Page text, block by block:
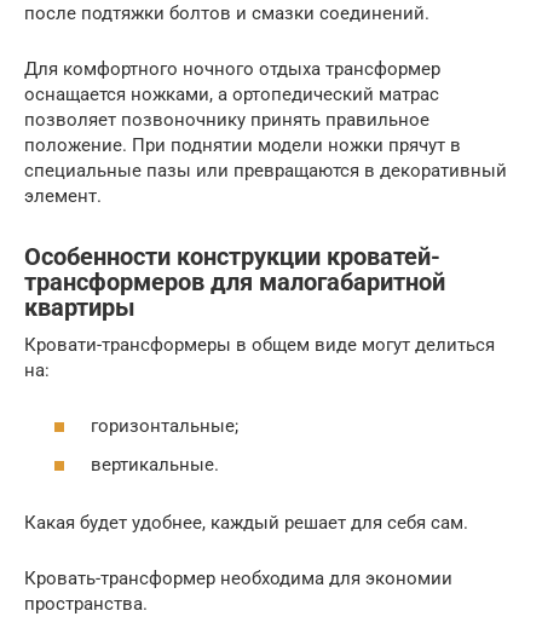
после подтяжки болтов и смазки соединений.
Для комфортного ночного отдыха трансформер
оснащается ножками, а ортопедический матрас
позволяет позвоночнику принять правильное
положение. При поднятии модели ножки прячут в
специальные пазы или превращаются в декоративный
элемент.
Особенности конструкции кроватей-
трансформеров для малогабаритной
квартиры
Кровати-трансформеры в общем виде могут делиться
на:
горизонтальные;
вертикальные.
Какая будет удобнее, каждый решает для себя сам.
Кровать-трансформер необходима для экономии
пространства.